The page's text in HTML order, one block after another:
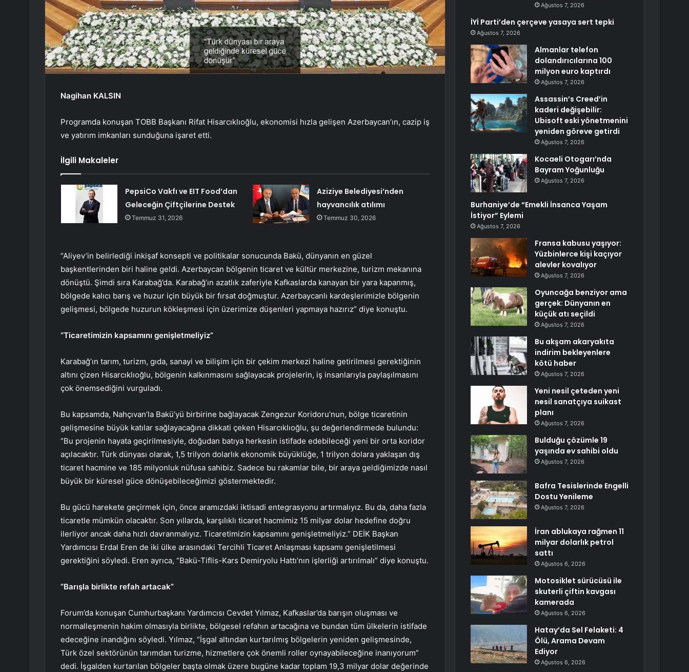
Nagihan KALSIN
Programda konuşan TOBB Başkanı Rifat Hisarcıklıoğlu, ekonomisi hızla gelişen Azerbaycan’ın, cazip iş
ve yatırım imkanları sunduğuna işaret etti.
İlgili Makaleler
PepsiCo Vakfı ve EIT Food’dan
Geleceğin Çiftçilerine Destek
Temmuz 31, 2026
Aziziye Belediyesi’nden
hayvancılık atılımı
Temmuz 30, 2026
“Aliyev’in belirlediği inkişaf konsepti ve politikalar sonucunda Bakü, dünyanın en güzel
başkentlerinden biri haline geldi. Azerbaycan bölgenin ticaret ve kültür merkezine, turizm mekanına
dönüştü. Şimdi sıra Karabağ’da. Karabağ’ın azatlık zaferiyle Kafkaslarda kanayan bir yara kapanmış,
bölgede kalıcı barış ve huzur için büyük bir fırsat doğmuştur. Azerbaycanlı kardeşlerimizle bölgenin
gelişmesi, bölgede huzurun kökleşmesi için üzerimize düşenleri yapmaya hazırız” diye konuştu.
“Ticaretimizin kapsamını genişletmeliyiz”
Karabağ’ın tarım, turizm, gıda, sanayi ve bilişim için bir çekim merkezi haline getirilmesi gerektiğinin
altını çizen Hisarcıklıoğlu, bölgenin kalkınmasını sağlayacak projelerin, iş insanlarıyla paylaşılmasını
çok önemsediğini vurguladı.
Bu kapsamda, Nahçıvan’la Bakü’yü birbirine bağlayacak Zengezur Koridoru’nun, bölge ticaretinin
gelişmesine büyük katılar sağlayacağına dikkati çeken Hisarcıklıoğlu, şu değerlendirmede bulundu:
“Bu projenin hayata geçirilmesiyle, doğudan batıya herkesin istifade edebileceği yeni bir orta koridor
açılacaktır. Türk dünyası olarak, 1,5 trilyon dolarlık ekonomik büyüklüğe, 1 trilyon dolara yaklaşan dış
ticaret hacmine ve 185 milyonluk nüfusa sahibiz. Sadece bu rakamlar bile, bir araya geldiğimizde nasıl
büyük bir küresel güce dönüşebileceğimizi göstermektedir.
Bu gücü harekete geçirmek için, önce aramızdaki iktisadi entegrasyonu artırmalıyız. Bu da, daha fazla
ticaretle mümkün olacaktır. Son yıllarda, karşılıklı ticaret hacmimiz 15 milyar dolar hedefine doğru
ilerliyor ancak daha hızlı davranmalıyız. Ticaretimizin kapsamını genişletmeliyiz.” DEİK Başkan
Yardımcısı Erdal Eren de iki ülke arasındaki Tercihli Ticaret Anlaşması kapsamı genişletilmesi
gerektiğini söyledi. Eren ayrıca, “Bakü-Tiflis-Kars Demiryolu Hattı’nın işlerliği artırılmalı” diye konuştu.
“Barışla birlikte refah artacak”
Forum’da konuşan Cumhurbaşkanı Yardımcısı Cevdet Yılmaz, Kafkaslar’da barışın oluşması ve
normalleşmenin hakim olmasıyla birlikte, bölgesel refahın artacağına ve bundan tüm ülkelerin istifade
edeceğine inandığını söyledi. Yılmaz, “İşgal altından kurtarılmış bölgelerin yeniden gelişmesinde,
Türk özel sektörünün tarımdan turizme, hizmetlere çok önemli roller oynayabileceğine inanıyorum”
dedi. İşgalden kurtarılan bölgeler başta olmak üzere bugüne kadar toplam 19,3 milyar dolar değerinde
Ağustos 7, 2026
İYİ Parti’den çerçeve yasaya sert tepki
Ağustos 7, 2026
Almanlar telefon
dolandırıcılarına 100
milyon euro kaptırdı
Ağustos 7, 2026
Assassin’s Creed’in
kaderi değişebilir:
Ubisoft eski yönetmenini
yeniden göreve getirdi
Ağustos 7, 2026
Kocaeli Otogarı’nda
Bayram Yoğunluğu
Ağustos 7, 2026
Burhaniye’de “Emekli İnsanca Yaşam
İstiyor” Eylemi
Ağustos 7, 2026
Fransa kabusu yaşıyor:
Yüzbinlerce kişi kaçıyor
alevler kovalıyor
Ağustos 7, 2026
Oyuncağa benziyor ama
gerçek: Dünyanın en
küçük atı seçildi
Ağustos 7, 2026
Bu akşam akaryakıta
indirim bekleyenlere
kötü haber
Ağustos 7, 2026
Yeni nesil çeteden yeni
nesil sanatçıya suikast
planı
Ağustos 7, 2026
Bulduğu çözümle 19
yaşında ev sahibi oldu
Ağustos 7, 2026
Bafra Tesislerinde Engelli
Dostu Yenileme
Ağustos 7, 2026
İran ablukaya rağmen 11
milyar dolarlık petrol
sattı
Ağustos 6, 2026
Motosiklet sürücüsü ile
skuterli çiftin kavgası
kamerada
Ağustos 6, 2026
Hatay’da Sel Felaketi: 4
Ölü, Arama Devam
Ediyor
Ağustos 6, 2026